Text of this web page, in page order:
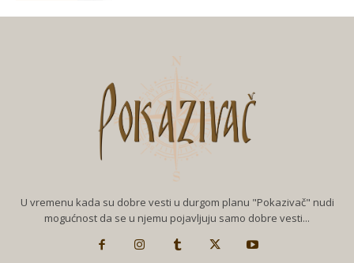
U vremenu kada su dobre vesti u durgom planu "Pokazivač" nudi
mogućnost da se u njemu pojavljuju samo dobre vesti...